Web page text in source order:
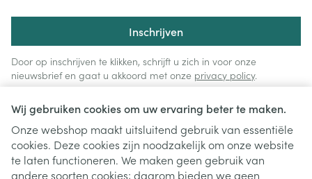
Wij gebruiken cookies om uw ervaring beter te maken.
Onze webshop maakt uitsluitend gebruik van essentiële
cookies. Deze cookies zijn noodzakelijk om onze website
te laten functioneren. We maken geen gebruik van
andere soorten cookies; daarom bieden we geen
Inschrijven
Door op inschrijven te klikken, schrijft u zich in voor onze
nieuwsbrief en gaat u akkoord met onze privacy policy.